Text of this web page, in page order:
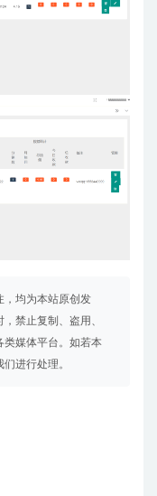
，均为本站原创发
禁止复制、盗用、
类媒体平台。如若本
进行处理。